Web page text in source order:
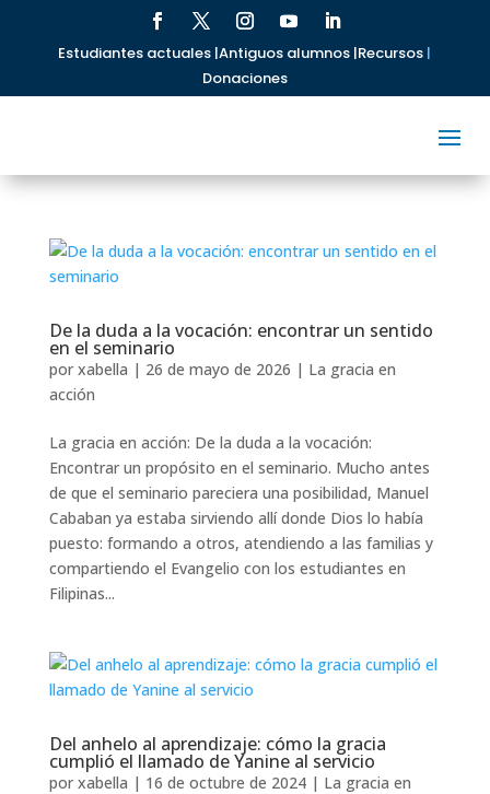
Estudiantes actuales |Antiguos alumnos |Recursos |
Donaciones
De la duda a la vocación: encontrar un sentido
en el seminario
por xabella | 26 de mayo de 2026 | La gracia en
acción
La gracia en acción: De la duda a la vocación:
Encontrar un propósito en el seminario. Mucho antes
de que el seminario pareciera una posibilidad, Manuel
Cababan ya estaba sirviendo allí donde Dios lo había
puesto: formando a otros, atendiendo a las familias y
compartiendo el Evangelio con los estudiantes en
Filipinas...
Del anhelo al aprendizaje: cómo la gracia
cumplió el llamado de Yanine al servicio
por xabella | 16 de octubre de 2024| La gracia en